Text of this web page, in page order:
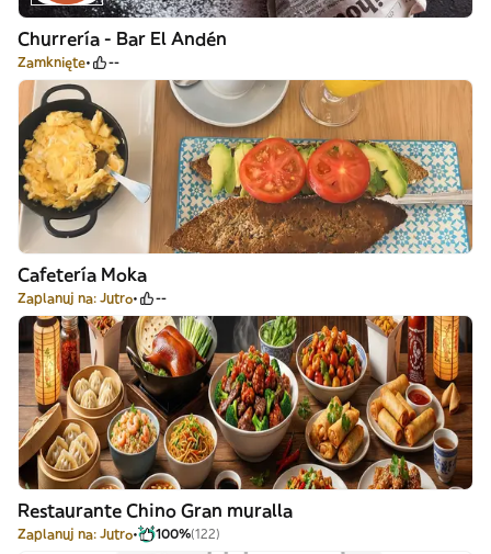
Churrería - Bar El Andén
Zamknięte --
Cafetería Moka
Zaplanuj na: Jutro --
Restaurante Chino Gran muralla
Zaplanuj na: Jutro 100%(122)